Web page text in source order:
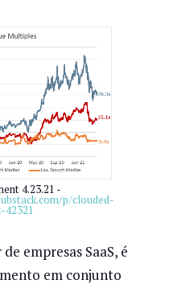
4.23.21 -
p/clouded-
42321
empresas SaaS, é
em conjunto